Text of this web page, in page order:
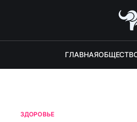
ГЛАВНАЯ
ЗДОРОВЬЕ